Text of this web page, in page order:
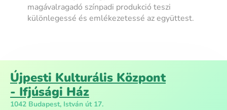
magávalragadó színpadi produkció teszi
különlegessé és emlékezetessé az együttest.
Újpesti Kulturális Központ
- Ifjúsági Ház
1042 Budapest, István út 17.